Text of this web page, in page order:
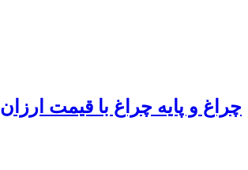
چراغ و پایه چراغ با قیمت ارزان